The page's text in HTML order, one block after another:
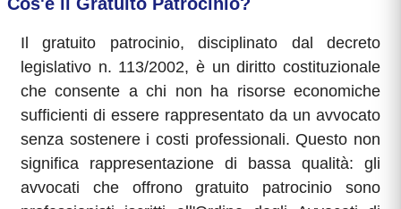
Il gratuito patrocinio, disciplinato dal decreto
legislativo n. 113/2002, è un diritto costituzionale
che consente a chi non ha risorse economiche
sufficienti di essere rappresentato da un avvocato
senza sostenere i costi professionali. Questo non
significa rappresentazione di bassa qualità: gli
avvocati che offrono gratuito patrocinio sono